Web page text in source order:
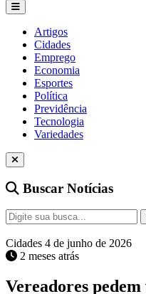
Artigos
Cidades
Emprego
Economia
Esportes
Política
Previdência
Tecnologia
Variedades
Buscar Notícias
Cidades 4 de junho de 2026
2 meses atrás
Vereadores